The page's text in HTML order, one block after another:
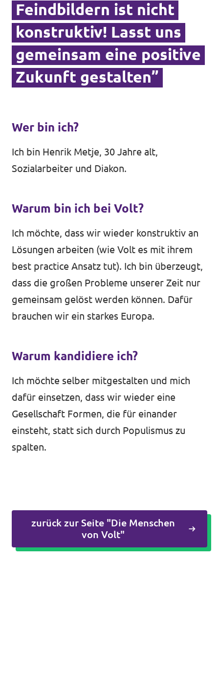
Feindbildern ist nicht
konstruktiv! Lasst uns
gemeinsam eine positive
Zukunft gestalten”
Wer bin ich?
Ich bin Henrik Metje, 30 Jahre alt,
Sozialarbeiter und Diakon.
Warum bin ich bei Volt?
Ich möchte, dass wir wieder konstruktiv an
Lösungen arbeiten (wie Volt es mit ihrem
best practice Ansatz tut). Ich bin überzeugt,
dass die großen Probleme unserer Zeit nur
gemeinsam gelöst werden können. Dafür
brauchen wir ein starkes Europa.
Warum kandidiere ich?
Ich möchte selber mitgestalten und mich
dafür einsetzen, dass wir wieder eine
Gesellschaft Formen, die für einander
einsteht, statt sich durch Populismus zu
spalten.
zurück zur Seite "Die Menschen
von Volt"